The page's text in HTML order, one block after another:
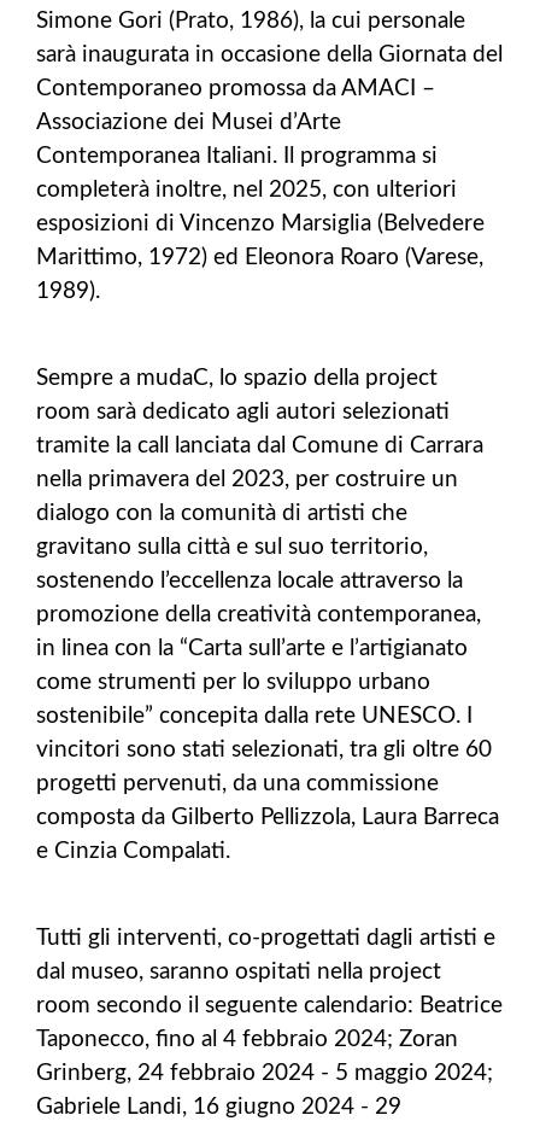
Simone Gori (Prato, 1986), la cui personale
sarà inaugurata in occasione della Giornata del
Contemporaneo promossa da AMACI –
Associazione dei Musei d’Arte
Contemporanea Italiani. Il programma si
completerà inoltre, nel 2025, con ulteriori
esposizioni di Vincenzo Marsiglia (Belvedere
Marittimo, 1972) ed Eleonora Roaro (Varese,
1989).
Sempre a mudaC, lo spazio della project
room sarà dedicato agli autori selezionati
tramite la call lanciata dal Comune di Carrara
nella primavera del 2023, per costruire un
dialogo con la comunità di artisti che
gravitano sulla città e sul suo territorio,
sostenendo l’eccellenza locale attraverso la
promozione della creatività contemporanea,
in linea con la “Carta sull’arte e l’artigianato
come strumenti per lo sviluppo urbano
sostenibile” concepita dalla rete UNESCO. I
vincitori sono stati selezionati, tra gli oltre 60
progetti pervenuti, da una commissione
composta da Gilberto Pellizzola, Laura Barreca
e Cinzia Compalati.
Tutti gli interventi, co-progettati dagli artisti e
dal museo, saranno ospitati nella project
room secondo il seguente calendario: Beatrice
Taponecco, fino al 4 febbraio 2024; Zoran
Grinberg, 24 febbraio 2024 - 5 maggio 2024;
Gabriele Landi, 16 giugno 2024 - 29